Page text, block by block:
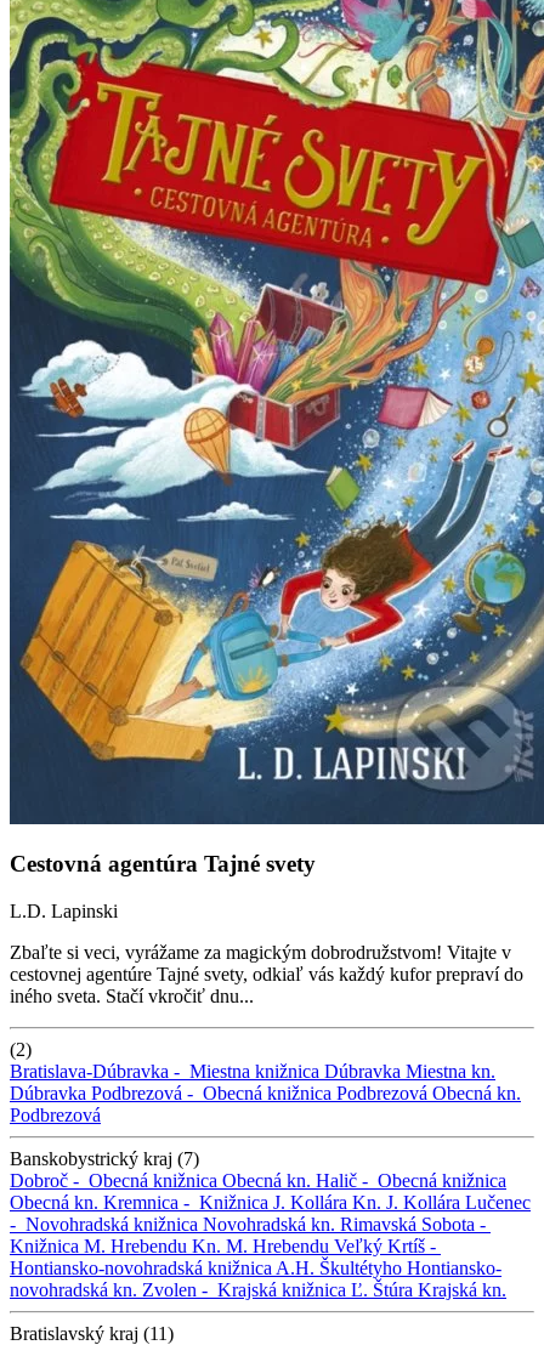
Cestovná agentúra Tajné svety
L.D. Lapinski
Zbaľte si veci, vyrážame za magickým dobrodružstvom! Vitajte v
cestovnej agentúre Tajné svety, odkiaľ vás každý kufor prepraví do
iného sveta. Stačí vkročiť dnu...
(2)
Bratislava-Dúbravka - Miestna knižnica Dúbravka Miestna kn.
Dúbravka Podbrezová - Obecná knižnica Podbrezová Obecná kn.
Podbrezová
Banskobystrický kraj (7)
Dobroč - Obecná knižnica Obecná kn. Halič - Obecná knižnica
Obecná kn. Kremnica - Knižnica J. Kollára Kn. J. Kollára Lučenec
- Novohradská knižnica Novohradská kn. Rimavská Sobota -
Knižnica M. Hrebendu Kn. M. Hrebendu Veľký Krtíš -
Hontiansko-novohradská knižnica A.H. Škultétyho Hontiansko-
novohradská kn. Zvolen - Krajská knižnica Ľ. Štúra Krajská kn.
Bratislavský kraj (11)